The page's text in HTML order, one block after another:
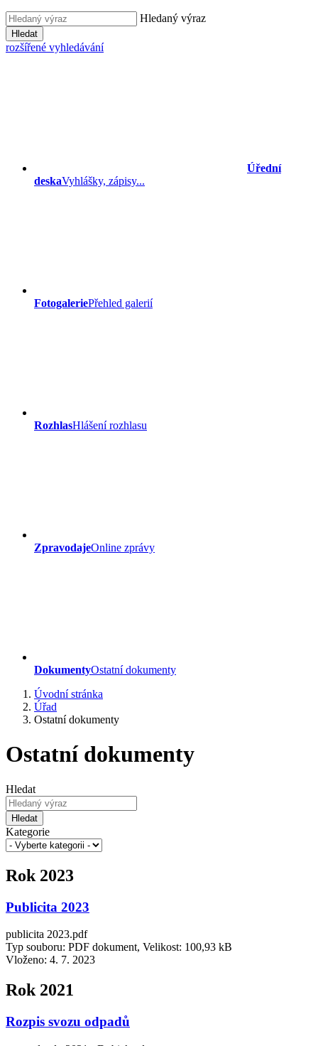
Hledaný výraz
Hledat
rozšířené vyhledávání
Úřední
deskaVyhlášky, zápisy...
FotogaleriePřehled galerií
RozhlasHlášení rozhlasu
ZpravodajeOnline zprávy
DokumentyOstatní dokumenty
Úvodní stránka
Úřad
Ostatní dokumenty
Ostatní dokumenty
Hledat
Hledat
Kategorie
Rok 2023
Publicita 2023
publicita 2023.pdf
Typ souboru: PDF dokument, Velikost: 100,93 kB
Vloženo: 4. 7. 2023
Rok 2021
Rozpis svozu odpadů